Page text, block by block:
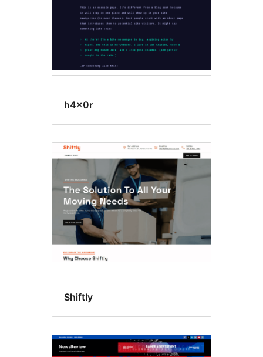
h4x0r
Shiftly